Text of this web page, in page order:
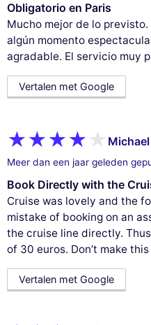
Obligatorio en Paris
Mucho mejor de lo
algún momento
agradable. El servicio muy
Vertalen met Google
Meer dan een jaar geleden
Book Directly with the
Cruise was lovely and the
mistake of booking on an
the cruise line directly.
of 30 euros. Don’t make
Vertalen met Google